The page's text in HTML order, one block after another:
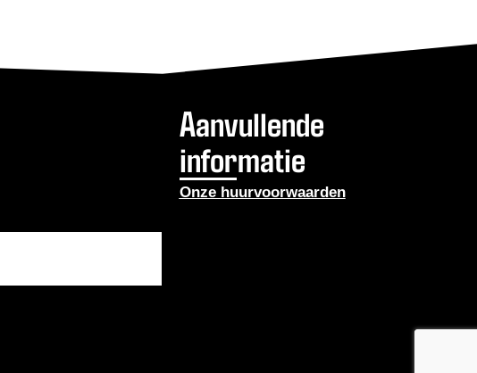
Aanvullende
informatie
Onze huurvoorwaarden